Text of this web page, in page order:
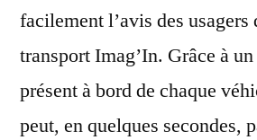
facilement l’avis des usagers
transport Imag’In. Grâce à
présent à bord de chaque
peut, en quelques secondes,